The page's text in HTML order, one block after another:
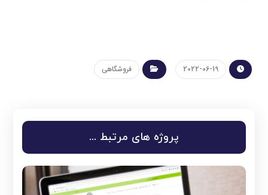
2022-06-19 فروشگاهی
پروژه های مرتبط ...